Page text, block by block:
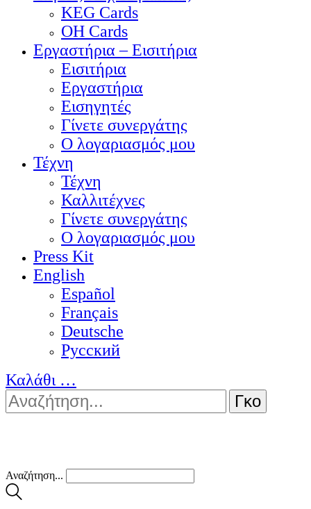
KEG Cards
OH Cards
Εργαστήρια – Εισιτήρια
Εισιτήρια
Εργαστήρια
Εισηγητές
Γίνετε συνεργάτης
Ο λογαριασμός μου
Τέχνη
Τέχνη
Καλλιτέχνες
Γίνετε συνεργάτης
Ο λογαριασμός μου
Press Kit
English
Español
Français
Deutsche
Pусский
Καλάθι …
Αναζήτηση...